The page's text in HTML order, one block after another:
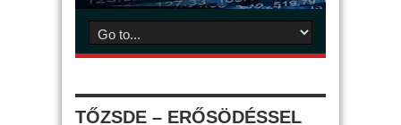
TŐZSDE – ERŐSÖDÉSSEL